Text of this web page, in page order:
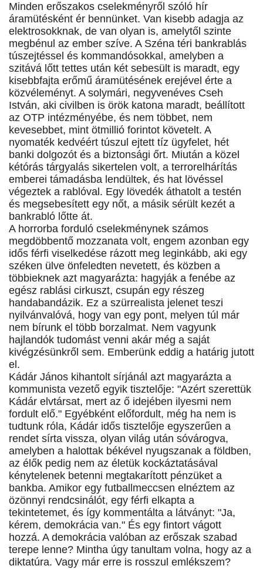
Minden erőszakos cselekményről szóló hír
áramütésként ér bennünket. Van kisebb adagja az
elektrosokknak, de van olyan is, amelytől szinte
megbénul az ember szíve. A Széna téri bankrablás
túszejtéssel és kommandósokkal, amelyben a
szitává lőtt tettes után két sebesült is maradt, egy
kisebbfajta erőmű áramütésének erejével érte a
közvéleményt. A solymári, negyvenéves Cseh
István, aki civilben is örök katona maradt, beállított
az OTP intézményébe, és nem többet, nem
kevesebbet, mint ötmillió forintot követelt. A
nyomaték kedvéért túszul ejtett tíz ügyfelet, hét
banki dolgozót és a biztonsági őrt. Miután a közel
kétórás tárgyalás sikertelen volt, a terrorelhárítás
emberei támadásba lendültek, és hat lövéssel
végeztek a rablóval. Egy lövedék áthatolt a testén
és megsebesített egy nőt, a másik sérült kezét a
bankrabló lőtte át.
A horrorba forduló cselekménynek számos
megdöbbentő mozzanata volt, engem azonban egy
idős férfi viselkedése rázott meg leginkább, aki egy
széken ülve önfeledten nevetett, és közben a
többieknek azt magyarázta: hagyják a fenébe az
egész rablási cirkuszt, csupán egy részeg
handabandázik. Ez a szürrealista jelenet teszi
nyilvánvalóvá, hogy van egy pont, melyen túl már
nem bírunk el több borzalmat. Nem vagyunk
hajlandók tudomást venni akár még a saját
kivégzésünkről sem. Emberünk eddig a határig jutott
el.
Kádár János kihantolt sírjánál azt magyarázta a
kommunista vezető egyik tisztelője: "Azért szerettük
Kádár elvtársat, mert az ő idejében ilyesmi nem
fordult elő." Egyébként előfordult, még ha nem is
tudtunk róla, Kádár idős tisztelője egyszerűen a
rendet sírta vissza, olyan világ után sóvárogva,
amelyben a halottak békével nyugszanak a földben,
az élők pedig nem az életük kockáztatásával
kénytelenek betenni megtakarított pénzüket a
bankba. Amikor egy futballmeccsen elnéztem az
özönnyi rendcsinálót, egy férfi elkapta a
tekintetemet, és így kommentálta a látványt: "Ja,
kérem, demokrácia van." És egy fintort vágott
hozzá. A demokrácia valóban az erőszak szabad
terepe lenne? Mintha úgy tanultam volna, hogy az a
diktatúra. Vagy már erre is rosszul emlékszem?